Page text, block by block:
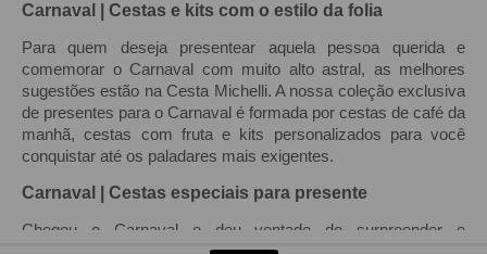
Carnaval | Cestas e kits com o estilo da folia
Para quem deseja presentear aquela pessoa querida e
comemorar o Carnaval com muito alto astral, as melhores
sugestões estão na Cesta Michelli. A nossa coleção exclusiva
de presentes para o Carnaval é formada por cestas de café da
manhã, cestas com fruta e kits personalizados para você
conquistar até os paladares mais exigentes.
Carnaval | Cestas especiais para presente
Chegou o Carnaval e deu vontade de surpreender e